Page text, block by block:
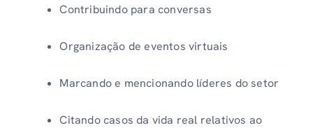
Contribuindo para conversas
Organização de eventos virtuais
Marcando e mencionando líderes do setor
Citando casos da vida real relativos ao